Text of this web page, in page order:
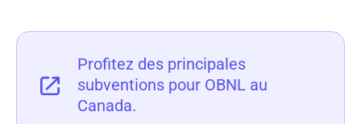
Profitez des principales
subventions pour OBNL au
Canada.